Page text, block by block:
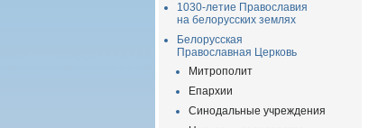
1030-летие Православия
на белорусских землях
Белорусская
Православная Церковь
Митрополит
Епархии
Синодальные учреждения